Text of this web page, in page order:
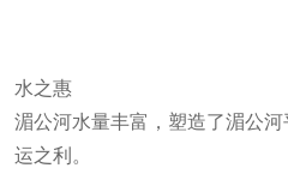
水之惠
湄公河水量丰富，塑造了湄公
运之利。